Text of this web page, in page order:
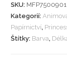
SKU: MFP7500901
Kategorií:
Papírnictví,
Štítky: Barva,